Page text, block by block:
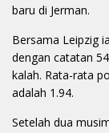
baru di Jerman.
Bersama Leipzig
dengan catatan
kalah. Rata-rata
adalah 1.94.
Setelah dua